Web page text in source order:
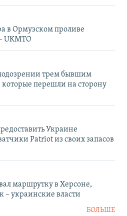
в Ормузском проливе
UKMTO
трем бывшим
перешли на сторону
Украине
Patriot из своих запасов
маршрутку в Херсоне,
– украинские власти
БОЛЬШЕ